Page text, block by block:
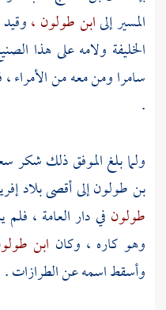
المسير إلىابن طولون ،
الخليفة ولامه على هذا
سامراومن معه من الأمراء ،
.
ولما بلغالموفقذلك شكر
بن طولونإلى أقصى بلاد
طولون في دار العامة ،
وهو كاره ، وكان ابن
وأسقط اسمه عن الطرازات .